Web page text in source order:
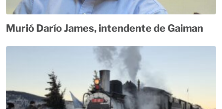
Murió Darío James, intendente de Gaiman